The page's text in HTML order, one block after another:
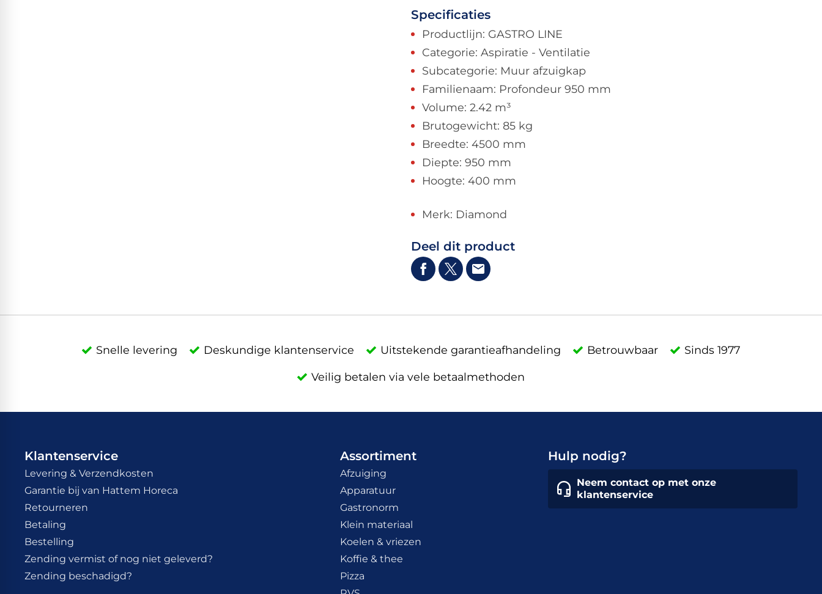
Specificaties
Productlijn: GASTRO LINE
Categorie: Aspiratie - Ventilatie
Subcategorie: Muur afzuigkap
Familienaam: Profondeur 950 mm
Volume: 2.42 m³
Brutogewicht: 85 kg
Breedte: 4500 mm
Diepte: 950 mm
Hoogte: 400 mm
Merk: Diamond
Deel dit product
Snelle levering Deskundige klantenservice Uitstekende garantieafhandeling Betrouwbaar Sinds 1977
Veilig betalen via vele betaalmethoden
Klantenservice
Levering & Verzendkosten
Garantie bij van Hattem Horeca
Retourneren
Betaling
Bestelling
Zending vermist of nog niet geleverd?
Zending beschadigd?
Assortiment
Afzuiging
Apparatuur
Gastronorm
Klein materiaal
Koelen & vriezen
Koffie & thee
Pizza
Hulp nodig?
Neem contact op met onze
klantenservice